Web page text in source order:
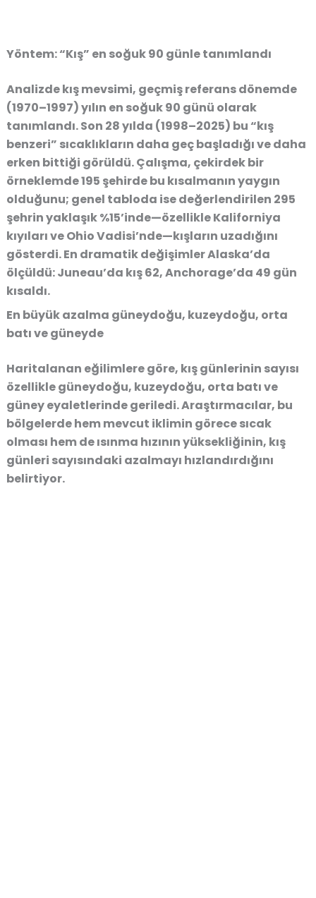
Yöntem: “Kış” en soğuk 90 günle tanımlandı
Analizde kış mevsimi, geçmiş referans dönemde
(1970–1997) yılın en soğuk 90 günü olarak
tanımlandı. Son 28 yılda (1998–2025) bu “kış
benzeri” sıcaklıkların daha geç başladığı ve daha
erken bittiği görüldü. Çalışma, çekirdek bir
örneklemde 195 şehirde bu kısalmanın yaygın
olduğunu; genel tabloda ise değerlendirilen 295
şehrin yaklaşık %15’inde—özellikle Kaliforniya
kıyıları ve Ohio Vadisi’nde—kışların uzadığını
gösterdi. En dramatik değişimler Alaska’da
ölçüldü: Juneau’da kış 62, Anchorage’da 49 gün
kısaldı.
En büyük azalma güneydoğu, kuzeydoğu, orta
batı ve güneyde
Haritalanan eğilimlere göre, kış günlerinin sayısı
özellikle güneydoğu, kuzeydoğu, orta batı ve
güney eyaletlerinde geriledi. Araştırmacılar, bu
bölgelerde hem mevcut iklimin görece sıcak
olması hem de ısınma hızının yüksekliğinin, kış
günleri sayısındaki azalmayı hızlandırdığını
belirtiyor.